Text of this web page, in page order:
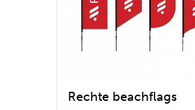
Rechte beachflags